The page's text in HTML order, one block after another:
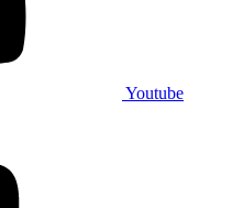
Youtube